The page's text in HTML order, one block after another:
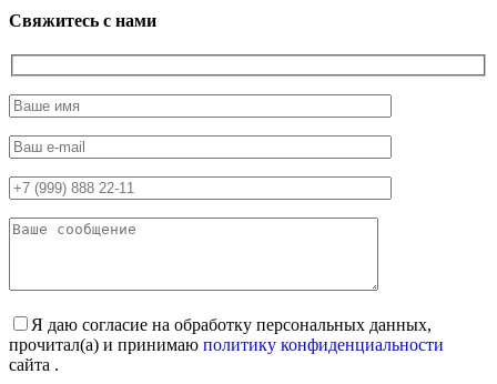
Свяжитесь с нами
Я даю согласие на обработку персональных данных,
прочитал(а) и принимаю политику конфиденциальности
сайта .